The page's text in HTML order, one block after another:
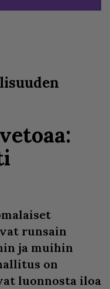
runsain
ja muihin
on
luonnosta iloa